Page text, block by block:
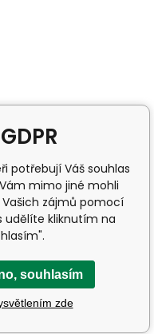
potřebují Váš souhlas
mimo jiné mohli
zájmů pomocí
udělíte kliknutím na
souhlasím
zde